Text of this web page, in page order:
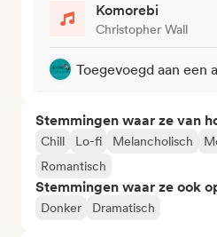
Komorebi
Christopher Wall
Toegevoegd aan een
Stemmingen waar ze van
Chill Lo-fi Melancholisch
Romantisch
Stemmingen waar ze ook
Donker Dramatisch